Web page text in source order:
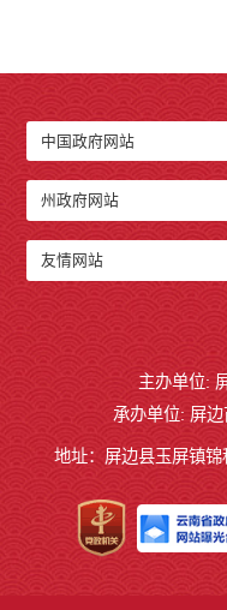
中国政府网站
州政府网站
友情网站
主办单位:
承办单位: 屏
地址：屏边县玉屏镇锦